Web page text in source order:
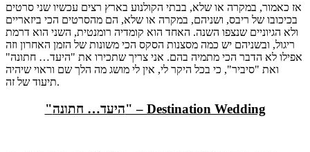
אז כאמור, במקרה או שלא, בבתי הקולנוע בארץ רצים עכשיו שני סרטים
בכיכובו של ריבס, ושניהם, במקרה או שלא, הם מהסרטים הכי ביזאריים
ולא הגיוניים שנצפו השנה. האחד הוא קומדיה רומנטית, השני הוא דרמת
ריגול, ובשניהם יש כמה מסצנות הסקס הכי משונות של הזמן האחרון וזה
אפילו לא הדבר הכי מתמיה בהם. אני צריך שתכירו את "היעד… חתונה"
ואת "סיביר", כי בכל היקר לי, אין לי מושג מה הלך שם וראוי שיהיה
תיעוד של זה.
"היעד… חתונה" – Destination Wedding